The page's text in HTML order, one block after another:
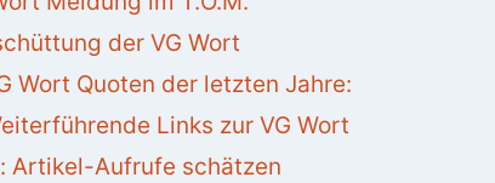
der VG Wort
Wort Quoten der letzten Jahre:
Links zur VG Wort
Artikel-Aufrufe schätzen